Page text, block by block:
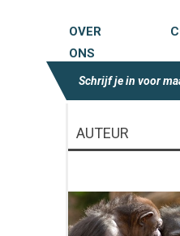
OVER
ONS
Schrijf je in voor
AUTEUR